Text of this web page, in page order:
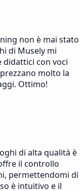
non è mai stato
di Musely mi
con voci
molto la
Ottimo!
di alta qualità è
il controllo
permettendomi di
è intuitivo e il